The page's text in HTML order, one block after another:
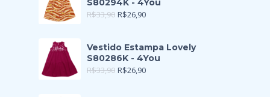
S80294K - 4You
R$33,90 R$26,90
Vestido Estampa Lovely
S80286K - 4You
R$33,90 R$26,90